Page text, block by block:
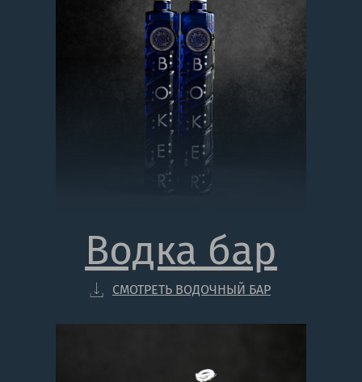
СМОТРЕТЬ ВОДОЧНЫЙ БАР
Водка бар